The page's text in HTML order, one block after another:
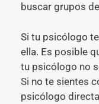
buscar grupos
Si tu psicólogo
ella. Es posible
tu psicólogo no
Si no te sientes
psicólogo